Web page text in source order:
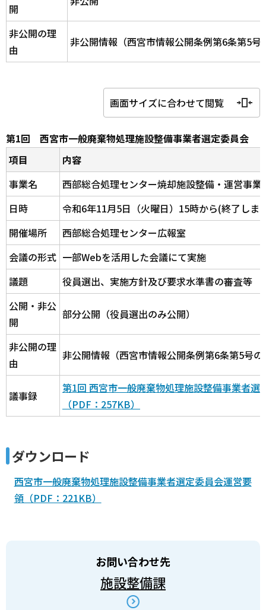
開
非公開の理
由
非公開情報（西宮市情報公開条例第6条第5号
画面サイズに合わせて閲覧
第1回 西宮市一般廃棄物処理施設整備事業者選定委員会
項目
内容
事業名
西部総合処理センター焼却施設整備・運営事業
日時
令和6年11月5日（火曜日）15時から(終了しま
開催場所
西部総合処理センター広報室
会議の形式 一部Webを活用した会議にて実施
議題
役員選出、実施方針及び要求水準書の審査等
公開・非公
開
部分公開（役員選出のみ公開）
非公開の理
由
非公開情報（西宮市情報公開条例第6条第5号の
議事録
第1回 西宮市一般廃棄物処理施設整備事業者選
（PDF：257KB）
ダウンロード
西宮市一般廃棄物処理施設整備事業者選定委員会運営要
領（PDF：221KB）
お問い合わせ先
施設整備課